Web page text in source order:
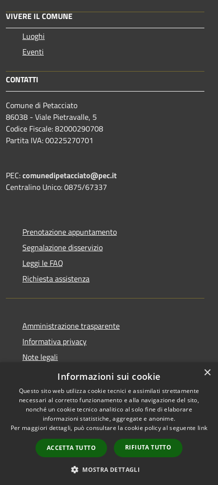
VIVERE IL COMUNE
Luoghi
Eventi
CONTATTI
Comune di Petacciato
86038 - Viale Pietravalle, 5
Codice Fiscale: 82000290708
Partita IVA: 00225270701
PEC:comunedipetacciato@pec.it
Centralino Unico: 0875/67337
Prenotazione appuntamento
Segnalazione disservizio
Leggi le FAQ
Richiesta assistenza
Amministrazione trasparente
Informativa privacy
Note legali
Dichiarazione di accessibilità
Accessibilità
Copyright © 2026 • Comune di
Petacciato • Powered by
Municipium•
Accesso
redazione
×
Informazioni sui cookie
Questo sito web utilizza cookie tecnici e assimilati strettamente
necessari al corretto funzionamento e alla navigazione del sito,
nonché un cookie tecnico analitico al solo fine di elaborare
informazioni statistiche, aggregate e anonime.
Per maggiori dettagli, può consultare la cookie policy al seguente link
ACCETTA TUTTO RIFIUTA TUTTO
MOSTRA DETTAGLI